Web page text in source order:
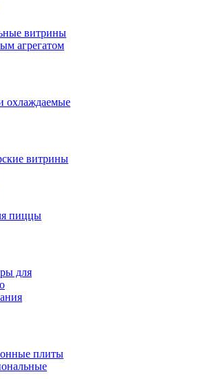
витрины
агрегатом
охлаждаемые
витрины
пиццы
для
плиты